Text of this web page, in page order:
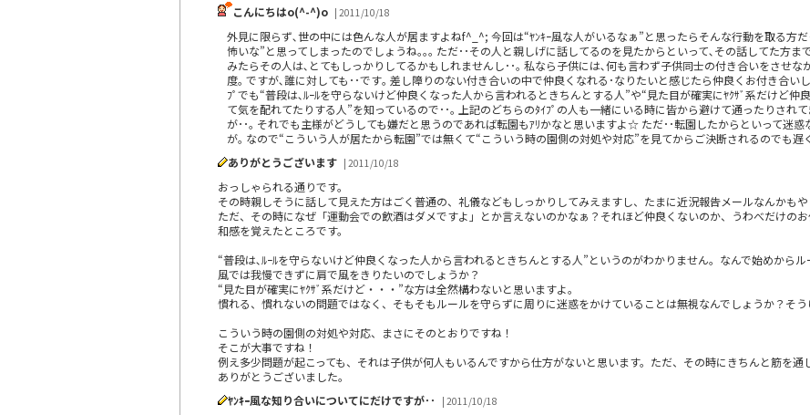
こんにちはo(^-^)o | 2011/10/18
外見に限らず､世の中には色んな人が居ますよねf^_^; 今回は“ﾔﾝｷｰ風な人がいるなぁ”と思ったらそんな行動を取る方
怖いな”と思ってしまったのでしょうね｡｡｡ ただ･･その人と親しげに話してるのを見たからといって､その話してた方ま
みたらその人は､とてもしっかりしてるかもしれませんし･･｡ 私なら子供には､何も言わず子供同士の付き合いをさせ
度｡ ですが､誰に対しても･･です｡ 差し障りのない付き合いの中で仲良くなれる･なりたいと感じたら仲良くお付き合い
ﾌﾟでも“普段は､ﾙｰﾙを守らないけど仲良くなった人から言われるときちんとする人”や“見た目が確実にﾔｸｻﾞ系だけど仲
て気を配れてたりする人”を知っているので･･｡ 上記のどちらのﾀｲﾌﾟの人も一緒にいる時に皆から避けて通ったりされ
が･･｡ それでも主様がどうしても嫌だと思うのであれば転園もｱﾘかなと思いますよ☆ ただ･･転園したからといって迷
が｡ なので“こういう人が居たから転園”では無くて“こういう時の園側の対処や対応”を見てからご決断されるのでも遅
ありがとうございます | 2011/10/18
おっしゃられる通りです。
その時親しそうに話して見えた方はごく普通の、礼儀などもしっかりしてみえますし、たまに近況報告メールなんかもや
ただ、その時になぜ「運動会での飲酒はダメですよ」とか言えないのかなぁ？それほど仲良くないのか、うわべだけの
和感を覚えたところです。
“普段は､ﾙｰﾙを守らないけど仲良くなった人から言われるときちんとする人”というのがわかりません。なんで始めから
風では我慢できずに肩で風をきりたいのでしょうか？
“見た目が確実にﾔｸｻﾞ系だけど・・・”な方は全然構わないと思いますよ。
慣れる、慣れないの問題ではなく、そもそもルールを守らずに周りに迷惑をかけていることは無視なんでしょうか？そう
こういう時の園側の対処や対応、まさにそのとおりですね！
そこが大事ですね！
例え多少問題が起こっても、それは子供が何人もいるんですから仕方がないと思います。ただ、その時にきちんと筋を通
ありがとうございました。
ﾔﾝｷｰ風な知り合いについてにだけですが･･
| 2011/10/18